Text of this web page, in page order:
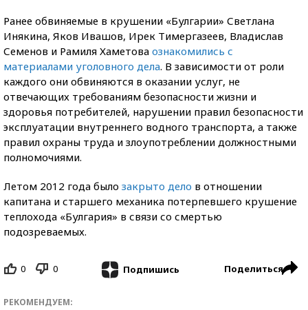
Ранее обвиняемые в крушении «Булгарии» Светлана
Инякина, Яков Ивашов, Ирек Тимергазеев, Владислав
Семенов и Рамиля Хаметова ознакомились с
материалами уголовного дела. В зависимости от роли
каждого они обвиняются в оказании услуг, не
отвечающих требованиям безопасности жизни и
здоровья потребителей, нарушении правил безопасности
эксплуатации внутреннего водного транспорта, а также
правил охраны труда и злоупотреблении должностными
полномочиями.
Летом 2012 года было закрыто дело в отношении
капитана и старшего механика потерпевшего крушение
теплохода «Булгария» в связи со смертью
подозреваемых.
0 0 Подпишись Поделиться
РЕКОМЕНДУЕМ: